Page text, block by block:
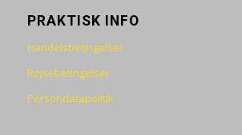
PRAKTISK INFO
Handelsbetingelser
Rejsebetingelser
Persondatapolitik